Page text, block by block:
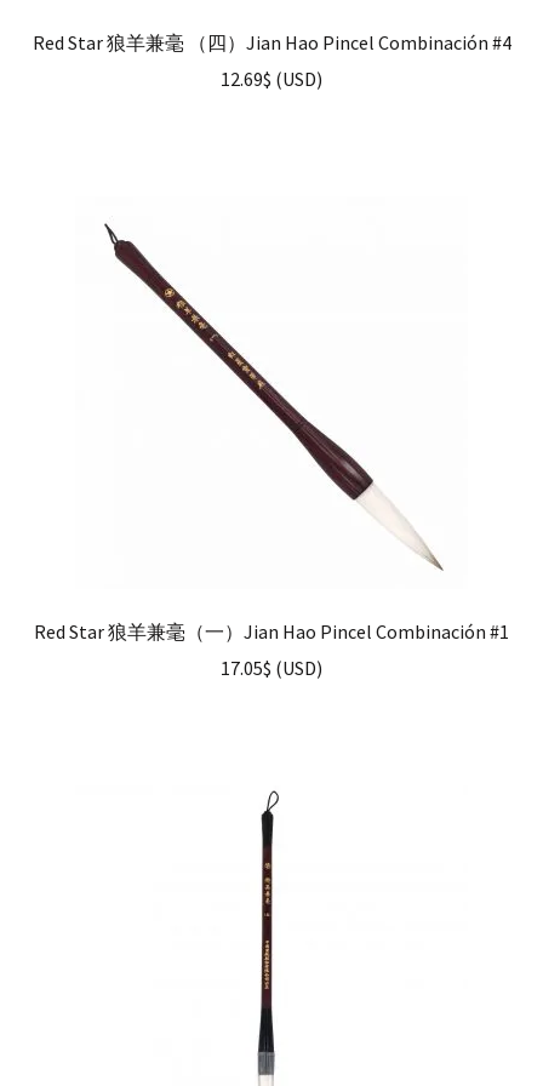
Red Star 狼羊兼毫 （四）Jian Hao Pincel Combinación #4
12.69$ (USD)
Red Star 狼羊兼毫（一）Jian Hao Pincel Combinación #1
17.05$ (USD)